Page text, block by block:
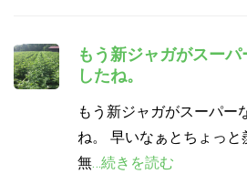
もう新ジャガがスー
したね。
もう新ジャガがスーパー
ね。 早いなぁとちょっ
無…続きを読む